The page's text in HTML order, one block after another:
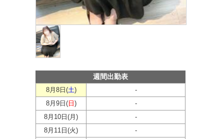
週間出勤表
8月8日(土)
-
8月9日(日 )
-
8月10日( 月 )
-
8月11日(火) -